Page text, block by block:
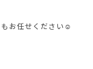
お任せください☺